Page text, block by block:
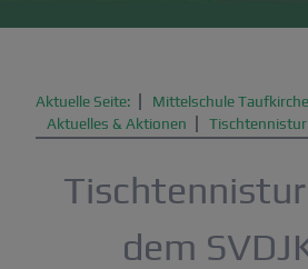
Aktuelle Seite:
Mittelschule
Aktuelles & Aktionen
dem